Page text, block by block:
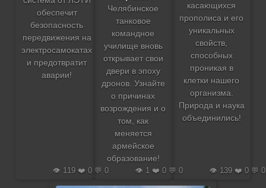
обеспечит
безопасность
передвижения на
электросамокатах
и предотвратит
аварии!
👁️ 119 ❤️ 0 💬 0
Челябинское
танковое
командное
училище вновь
открывает свои
двери в эпоху
дронов. Узнайте
о причинах
возрождения и о
том, как
меняется
армейское
образование!
👁️ 1 ❤️ 0 💬 0
касающихся
прополиса и его
уникальных
свойств,
способных
проникая в
клетки нашего
организма.
Природа и наука
объединились!
👁️ 139 ❤️ 0 💬 0